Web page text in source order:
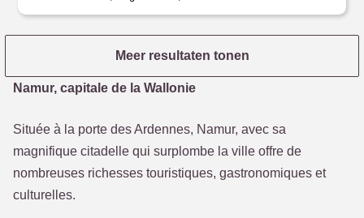
Meer resultaten tonen
Namur, capitale de la Wallonie
Située à la porte des Ardennes, Namur, avec sa
magnifique citadelle qui surplombe la ville offre de
nombreuses richesses touristiques, gastronomiques et
culturelles.